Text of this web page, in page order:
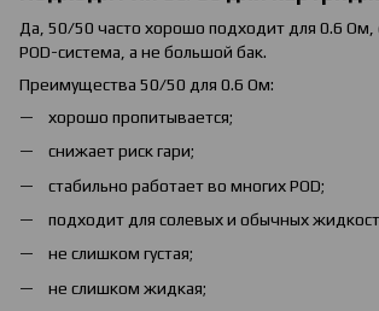
Да, 50/50 часто хорошо подходит для 0.6 Ом,
POD-система, а не большой бак.
Преимущества 50/50 для 0.6 Ом:
хорошо пропитывается;
снижает риск гари;
стабильно работает во многих POD;
подходит для солевых и обычных
не слишком густая;
не слишком жидкая;